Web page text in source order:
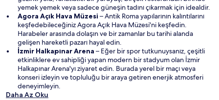
e
d
e
a
ç
ı
l
ı
r
e
n
c
e
r
e
d
e
a
i
b
i
r
p
e
n
c
e
yemek yemek veya sadece güneşin tadını çıkarmak için idealdir.
Agora Açık Hava Müzesi Y
e
n
i
b
i
r
p
– Antik Roma yapılarının kalıntılarını
keşfedebileceğiniz Agora Açık Hava Müzesi'ni keşfedin.
Harabeler arasında dolaşın ve bir zamanlar bu tarihi alanda
gelişen hareketli pazarı hayal edin.
İzmir Halkapınar Arena Y
e
n
i
– Eğer bir spor tutkunuysanız, çeşitli
etkinliklere ev sahipliği yapan modern bir stadyum olan İzmir
Halkapınar Arena'yı ziyaret edin. Burada yerel bir maçı veya
konseri izleyin ve topluluğu bir araya getiren enerjik atmosferi
deneyimleyin.
Daha Az Oku